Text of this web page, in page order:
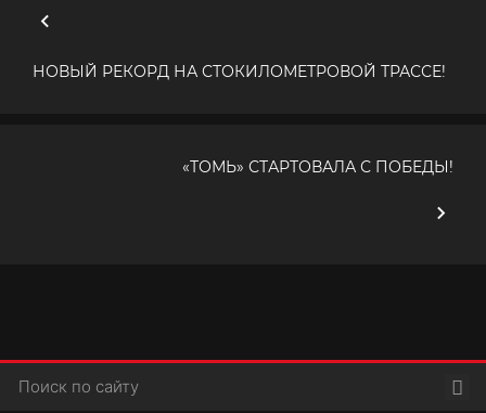
НОВЫЙ РЕКОРД НА СТОКИЛОМЕТРОВОЙ ТРАССЕ!
«ТОМЬ» СТАРТОВАЛА С ПОБЕДЫ!